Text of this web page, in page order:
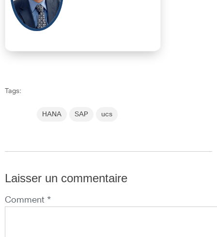
Tags:
HANA SAP ucs
Laisser un commentaire
Comment *